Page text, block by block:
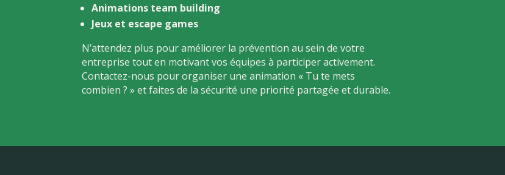
Animations team building
Jeux et escape games
N’attendez plus pour améliorer la prévention au sein de votre
entreprise tout en motivant vos équipes à participer activement.
Contactez-nous pour organiser une animation « Tu te mets
combien ? » et faites de la sécurité une priorité partagée et durable.